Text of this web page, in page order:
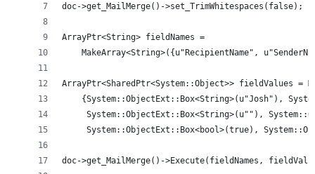
doc->get_MailMerge()->set_TrimWhitespaces(false);
ArrayPtr<String> fieldNames =
MakeArray<String>({u"RecipientName",
ArrayPtr<SharedPtr<System::Object>> fieldValues =
{System::ObjectExt::Box<String>(u"Josh"),
System::ObjectExt::Box<String>(u""),
System::ObjectExt::Box<bool>(true),
doc->get_MailMerge()->Execute(fieldNames,